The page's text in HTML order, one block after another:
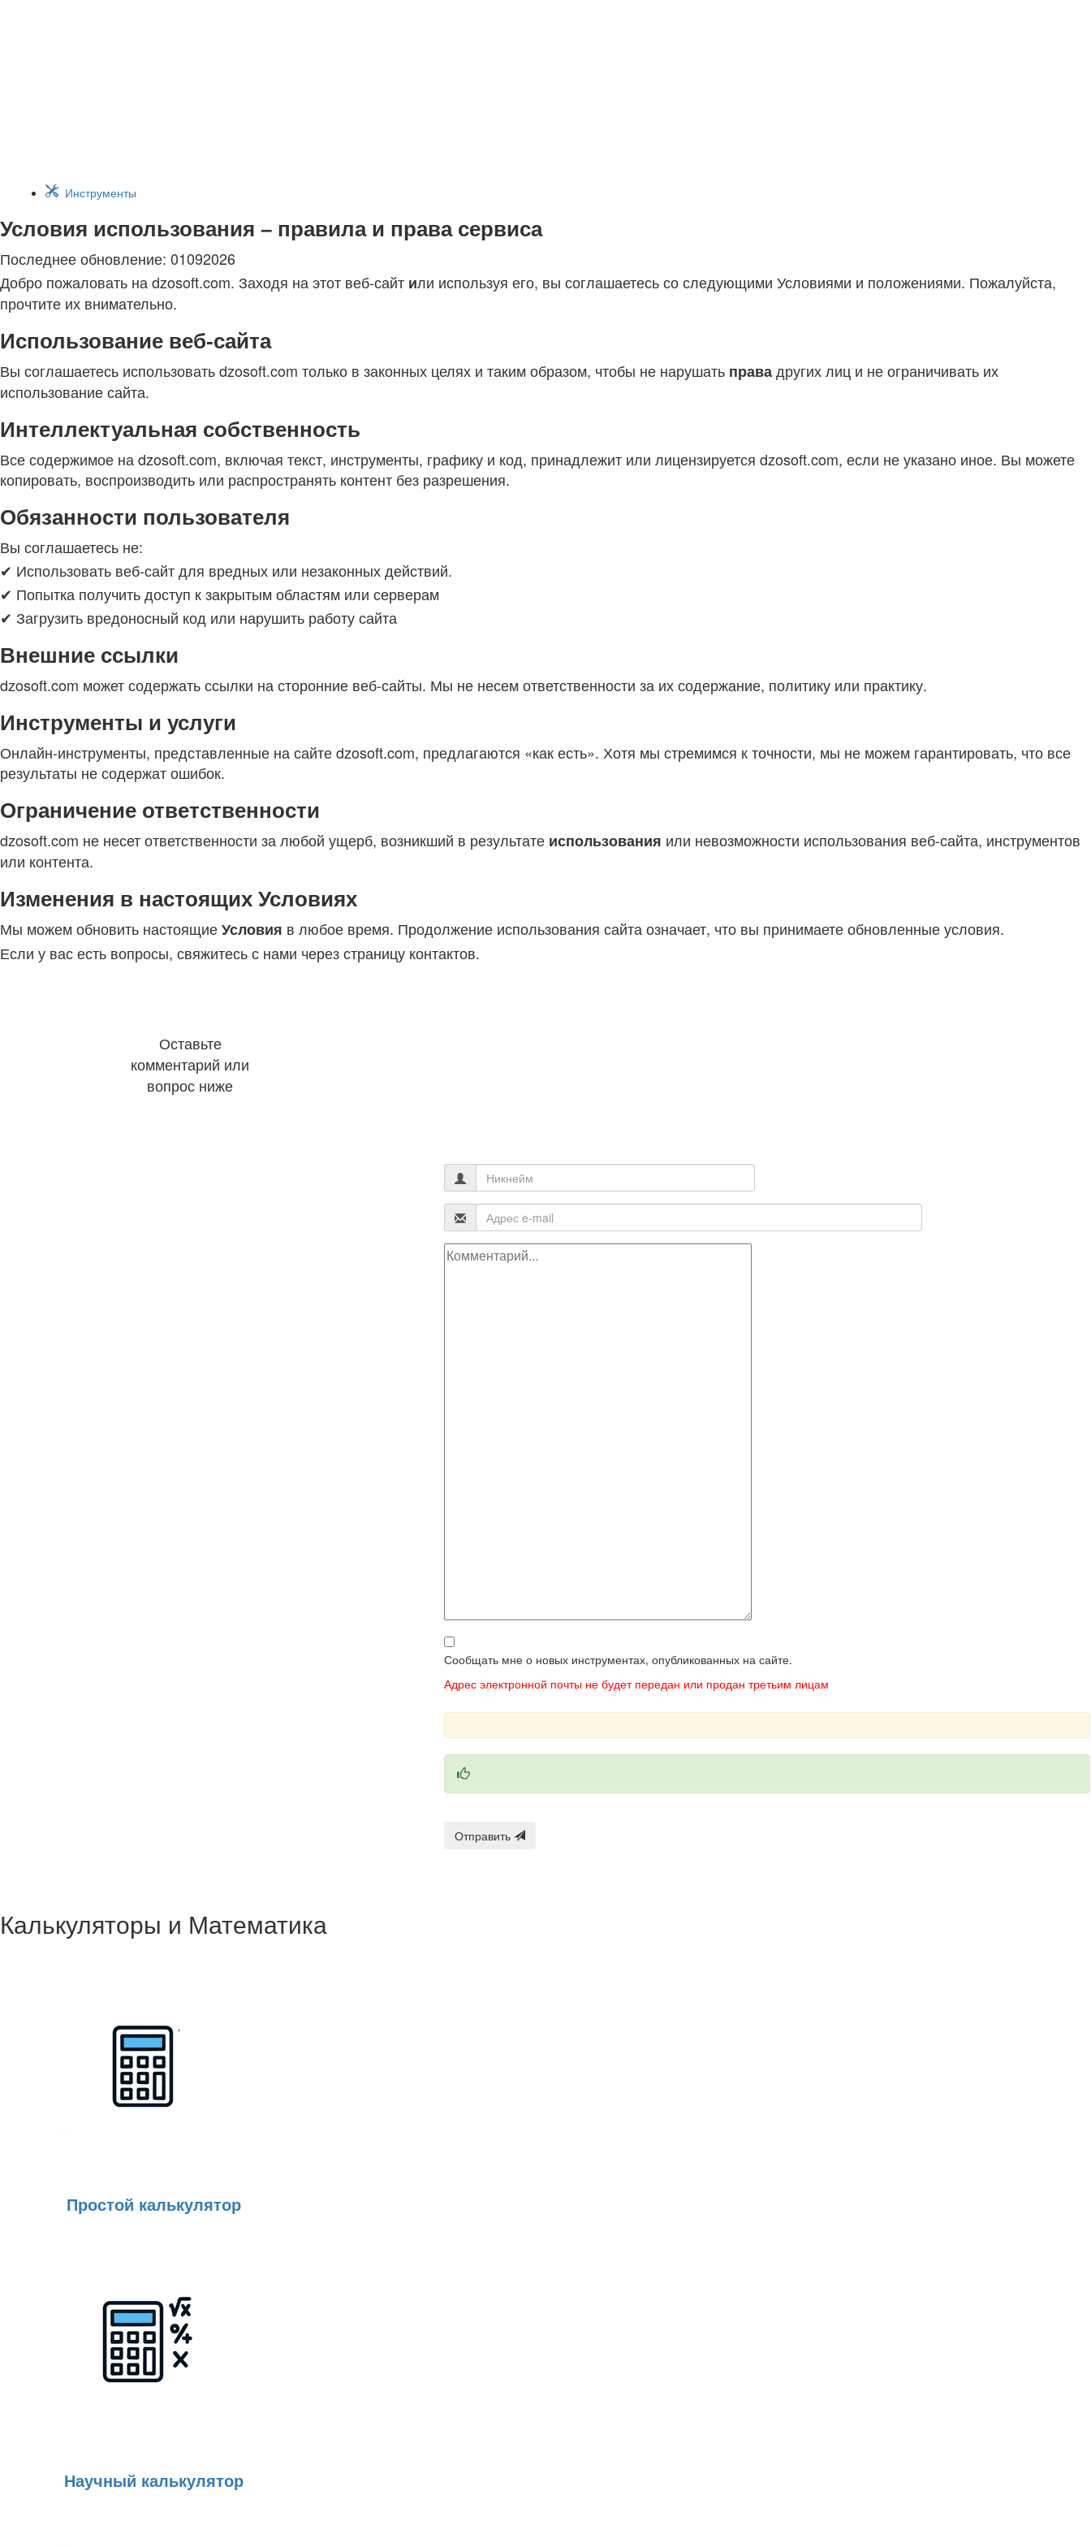
Инструменты
Условия использования – правила и права сервиса
Последнее обновление: 01092026
Добро пожаловать на dzosoft.com. Заходя на этот веб-сайт или используя его, вы соглашаетесь со следующими Условиями и положениями. Пожалуйста,
прочтите их внимательно.
Использование веб-сайта
Вы соглашаетесь использовать dzosoft.com только в законных целях и таким образом, чтобы не нарушать правадругих лиц и не ограничивать их
использование сайта.
Интеллектуальная собственность
Все содержимое на dzosoft.com, включая текст, инструменты, графику и код, принадлежит или лицензируется dzosoft.com, если не указано иное. Вы можете
копировать, воспроизводить или распространять контент без разрешения.
Обязанности пользователя
Вы соглашаетесь не:
✔ Использовать веб-сайт для вредных или незаконных действий.
✔ Попытка получить доступ к закрытым областям или серверам
✔ Загрузить вредоносный код или нарушить работу сайта
Внешние ссылки
dzosoft.com может содержать ссылки на сторонние веб-сайты. Мы не несем ответственности за их содержание, политику или практику.
Инструменты и услуги
Онлайн-инструменты, представленные на сайте dzosoft.com, предлагаются «как есть». Хотя мы стремимся к точности, мы не можем гарантировать, что все
результаты не содержат ошибок.
Ограничение ответственности
dzosoft.com не несет ответственности за любой ущерб, возникший в результате использования или невозможности использования веб-сайта, инструментов
или контента.
Изменения в настоящих Условиях
Мы можем обновить настоящиеУсловия в любое время. Продолжение использования сайта означает, что вы принимаете обновленные условия.
Если у вас есть вопросы, свяжитесь с нами через страницу контактов.
Оставьте
комментарий или
вопрос ниже
Сообщать мне о новых инструментах, опубликованных на сайте.
Адрес электронной почты не будет передан или продан третьим лицам
Отправить
Калькуляторы и Математика
Простой калькулятор
Научный калькулятор